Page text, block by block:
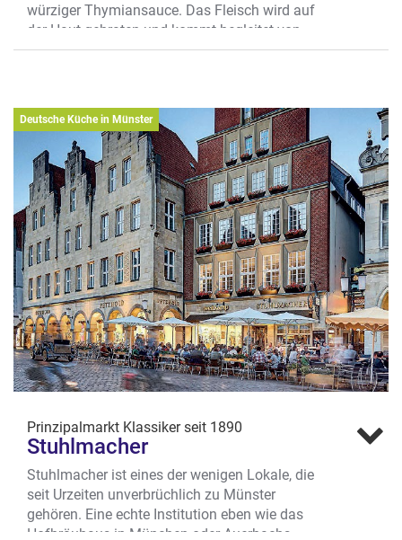
würziger Thymiansauce. Das Fleisch wird auf
der Haut gebraten und kommt begleitet von
Kräuterseitlingen, Wurzelgemüse und
Wo? Prinzipalmarkt 6-7, Altstadt
Deutsche Küche in Münster
Prinzipalmarkt Klassiker seit 1890
Stuhlmacher
Stuhlmacher ist eines der wenigen Lokale, die
seit Urzeiten unverbrüchlich zu Münster
gehören. Eine echte Institution eben wie das
Hofbräuhaus in München oder Auerbachs